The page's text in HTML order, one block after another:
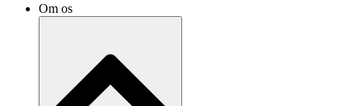
Om os